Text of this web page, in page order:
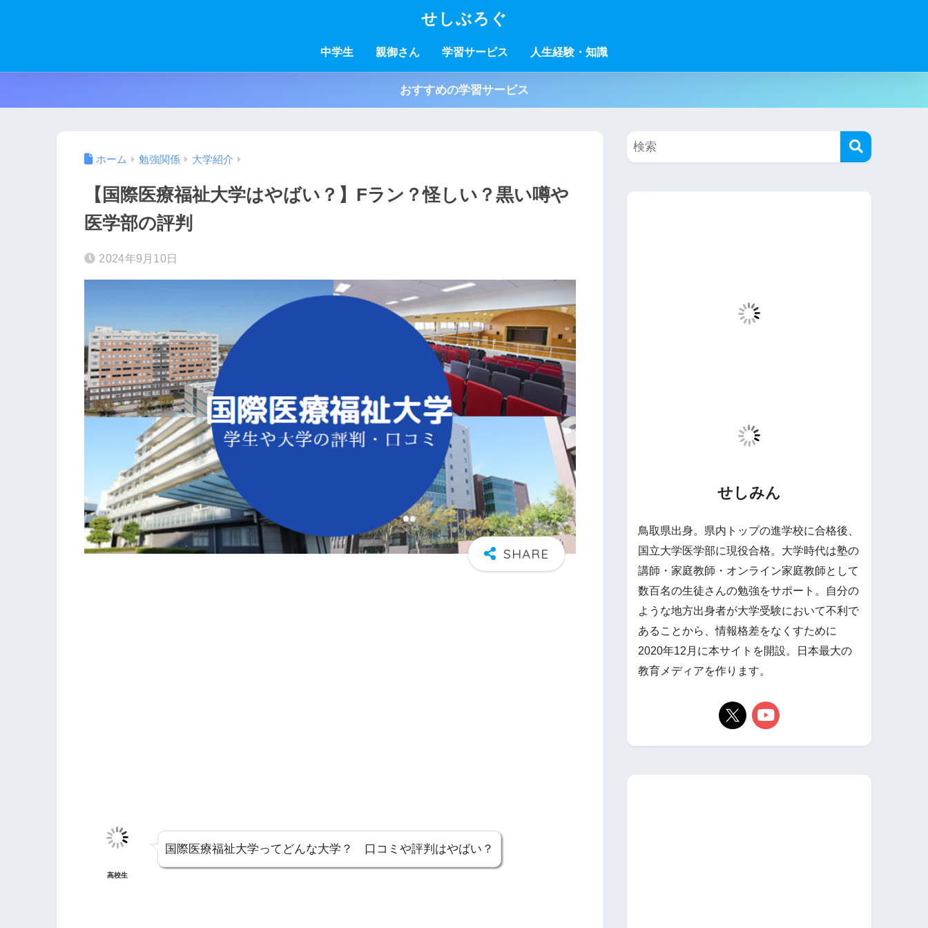
せしぶろぐ
中学生 親御さん 学習サービス 人生経験・知識
おすすめの学習サービス
ホーム 勉強関係 大学紹介
【国際医療福祉大学はやばい？】Fラン？怪しい？黒い噂や
医学部の評判
2024年9月10日
高校生
国際医療福祉大学ってどんな大学？ 口コミや評判はやばい？
せしみん
鳥取県出身。県内トップの進学校に合格後、
国立大学医学部に現役合格。大学時代は塾の
講師・家庭教師・オンライン家庭教師として
数百名の生徒さんの勉強をサポート。自分の
ような地方出身者が大学受験において不利で
あることから、情報格差をなくすために
2020年12月に本サイトを開設。日本最大の
教育メディアを作ります。